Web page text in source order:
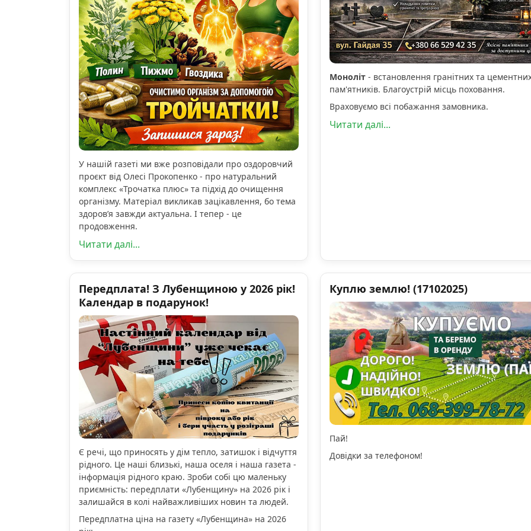
У нашій газеті ми вже розповідали про оздоровчий
проєкт від Олесі Прокопенко - про натуральний
комплекс «Трочатка плюс» та підхід до очищення
організму. Матеріал викликав зацікавлення, бо тема
здоров’я завжди актуальна. І тепер - це
продовження.
Читати далі...
Моноліт- встановлення гранітних та
пам'ятників. Благоустрій місць поховання.
Враховуємо всі побажання замовника.
Читати далі...
Передплата! З Лубенщиною у 2026 рік!
Календар в подарунок!
Є речі, що приносять у дім тепло, затишок і відчуття
рідного. Це наші близькі, наша оселя і наша газета -
інформація рідного краю. Зроби собі цю маленьку
приємність: передплати «Лубенщину» на 2026 рік і
залишайся в колі найважливіших новин та людей.
Передплатна ціна на газету «Лубенщина» на 2026
Куплю землю! (17102025)
Пай!
Довідки за телефоном!